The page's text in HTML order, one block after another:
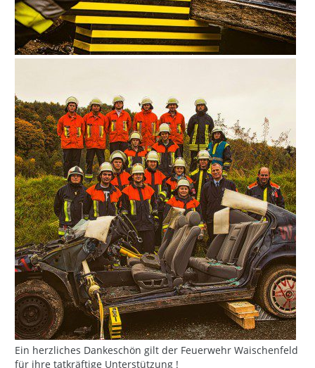
Ein herzliches Dankeschön gilt der Feuerwehr Waischenfeld
für ihre tatkräftige Unterstützung !